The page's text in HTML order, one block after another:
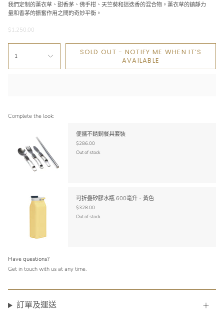
我們定制的薰衣草、甜香茅、佛手柑、天竺葵和迷迭香的混合物。薰衣草的鎮靜力
量和香茅的振奮作用之間的奇妙平衡。
$1,250.00
1
SOLD OUT - NOTIFY ME WHEN IT’S
AVAILABLE
Complete the look:
便攜不銹鋼餐具套裝
$286.00
Out of stock
可折疊矽膠水瓶 600毫升 - 黃色
$328.00
Out of stock
Have questions?
Get in touch with us at any time.
訂單及運送